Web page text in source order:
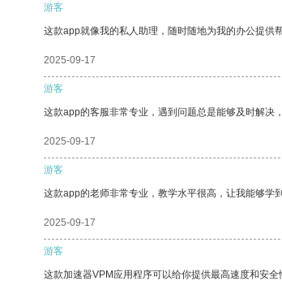
游客
这款app就像我的私人助理，随时随地为我的办公提供
2025-09-17
游客
这款app的客服非常专业，遇到问题总是能够及时解决
2025-09-17
游客
这款app的老师非常专业，教学水平很高，让我能够学
2025-09-17
游客
这款加速器VPM应用程序可以给你提供最高速度和安全